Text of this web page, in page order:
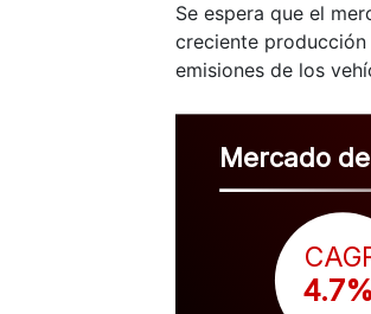
Se espera que el
creciente
emisiones de los
Mercado
4.7%